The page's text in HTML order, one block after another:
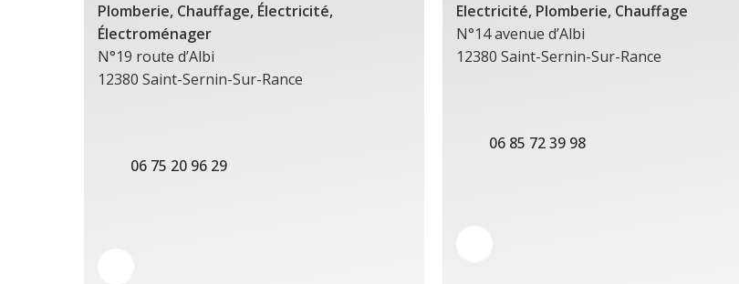
Plomberie, Chauffage, Électricité,
Électroménager
N°19 route d’Albi
12380 Saint-Sernin-Sur-Rance
06 75 20 96 29
Electricité, Plomberie, Chauffage
N°14 avenue d’Albi
12380 Saint-Sernin-Sur-Rance
06 85 72 39 98